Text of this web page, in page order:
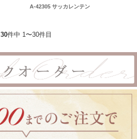
A-42305 サッカレンテン
30件中 1〜30件目